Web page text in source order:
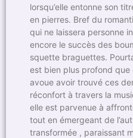
lorsqu’elle entonne son
en pierres. Bref du
qui ne laissera personne
encore le succès des
squette braguettes.
est bien plus profond que
avoue avoir trouvé ces
réconfort à travers la
elle est parvenue à
tout en émergeant de
transformée , paraissant